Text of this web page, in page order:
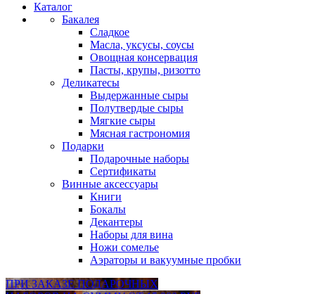
Каталог
Бакалея
Сладкое
Масла, уксусы, соусы
Овощная консервация
Пасты, крупы, ризотто
Деликатесы
Выдержанные сыры
Полутвердые сыры
Мягкие сыры
Мясная гастрономия
Подарки
Подарочные наборы
Сертификаты
Винные аксессуары
Книги
Бокалы
Декантеры
Наборы для вина
Ножи сомелье
Аэраторы и вакуумные пробки
ПРИ ЗАКАЗЕ ПОДАРОЧНЫХ